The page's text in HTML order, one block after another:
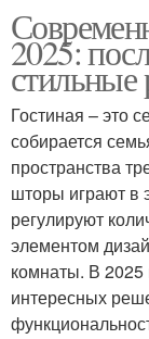
2025:
Гостиная – это
собирается
пространства
шторы играют в
регулируют
элементом
комнаты. В 2025
интересных